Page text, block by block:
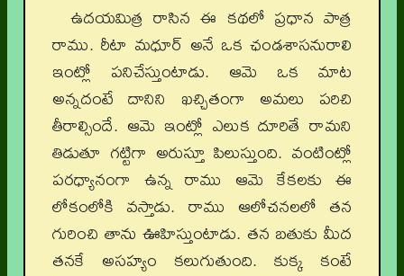
ఉదయమిత్ర రాసిన ఈ కథలో ప్రధాన పాత్ర
రాము. రీటా మధూర్‌ అనే ఒక ఛండశాసనురాలి
ఇంట్లో పనిచేస్తుంటాడు. ఆమె ఒక మాట
అన్నదంటే దానిని ఖచ్చితంగా అమలు పరిచి
తీరాల్సిందే. ఆమె ఇంట్లో ఎలుక దూరితే రామని
తిడుతూ గట్టిగా అరుస్తూ పిలుస్తుంది. వంటింట్లో
పరధ్యానంగా ఉన్న రాము ఆమె కేకలకు ఈ
లోకంలోకి వస్తాడు. రాము ఆలోచనలలో తన
గురించి తాను ఊహిస్తుంటాడు. తన బతుకు మీద
తనకే అసహ్యం కలుగుతుంది. కుక్క కంటే